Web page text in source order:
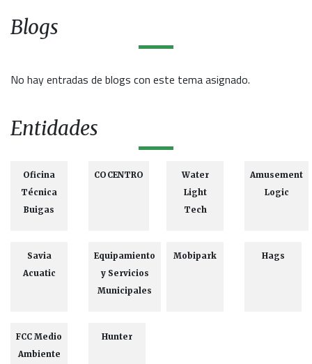
Blogs
No hay entradas de blogs con este tema asignado.
Entidades
Oficina
Técnica
Buigas
COCENTRO
Water
Light
Tech
Amusement
Logic
Savia
Acuatic
Equipamiento
y Servicios
Municipales
Mobipark Hags
FCC Medio
Ambiente
Hunter